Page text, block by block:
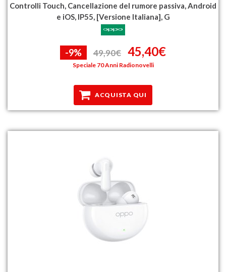
Controlli Touch, Cancellazione del rumore passiva, Android
e iOS, IP55, [Versione Italiana], G
-9% 49,90€ 45,40€
Speciale 70 Anni Radionovelli
ACQUISTA QUI